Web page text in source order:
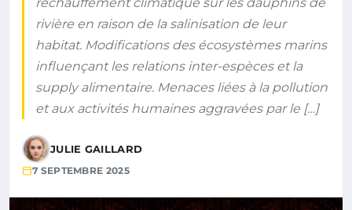
rivière en raison de la salinisation de leur
habitat. Modifications des écosystèmes marins
influençant les relations inter-espèces et la
supply alimentaire. Menaces liées à la pollution
et aux activités humaines aggravées par le […]
JULIE GAILLARD
7 SEPTEMBRE 2025